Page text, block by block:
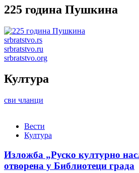
225 година Пушкина
srbratstvo.rs
srbratstvo.ru
srbratstvo.org
Култура
сви чланци
Вести
Култура
Изложба „Руско културно
отворена у Библиотеци града